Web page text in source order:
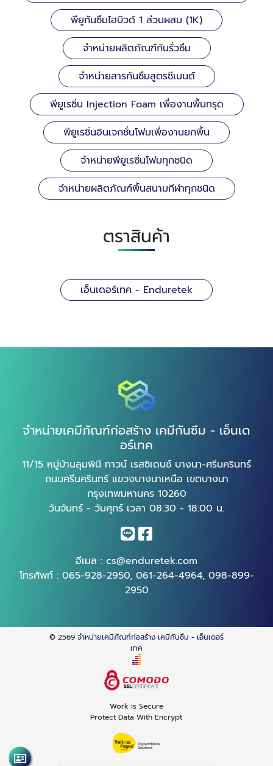
พียูกันซึมไฮบิวด์ 1 ส่วนผสม (1K)
จำหน่ายผลิตภัณฑ์กันรั่วซึม
จำหน่ายสารกันซึมสูตรซีเมนต์
พียูเรซิ่น Injection Foam เพื่องานพื้นทรุด
พียูเรซิ่นอินเจกชั่นโฟมเพื่องานยกพื้น
จำหน่ายพียูเรซิ่นโฟมทุกชนิด
จำหน่ายผลิตภัณฑ์พื้นสนามกีฬาทุกชนิด
ตราสินค้า
เอ็นเดอร์เทค - Enduretek
จำหน่ายเคมีภัณฑ์ก่อสร้าง เคมีกันซึม - เอ็นเด
อร์เทค
11/15 หมู่บ้านลุมพินี ทาวน์ เรสซิเดนซ์ บางนา-ศรีนครินทร์
ถนนศรีนครินทร์ แขวงบางนาเหนือ เขตบางนา
กรุงเทพมหานคร 10260
วันจันทร์ - วันศุกร์ เวลา 08:30 - 18:00 น.
อีเมล : cs@enduretek.com
โทรศัพท์ : 065-928-2950, 061-264-4964, 098-899-
2950
© 2569 จำหน่ายเคมีภัณฑ์ก่อสร้าง เคมีกันซึม - เอ็นเดอร์
เทค
Work is Secure
Protect Data With Encrypt